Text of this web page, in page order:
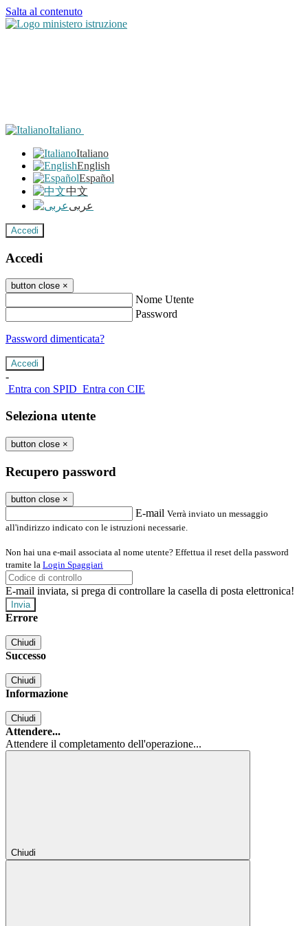
Salta al contenuto
Italiano
Italiano
English
Español
中文
عربى
Accedi
Accedi
button close ×
Nome Utente
Password
Password dimenticata?
-
Entra con SPID Entra con CIE
Seleziona utente
button close ×
Recupero password
button close ×
E-mail Verrà inviato un messaggio
all'indirizzo indicato con le istruzioni necessarie.
Non hai una e-mail associata al nome utente? Effettua il reset della password
tramite la Login Spaggiari
E-mail inviata, si prega di controllare la casella di posta elettronica!
Errore
Chiudi
Successo
Chiudi
Informazione
Chiudi
Attendere...
Attendere il completamento dell'operazione...
Chiudi